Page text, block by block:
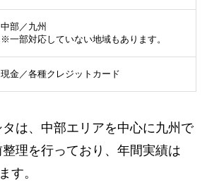
中部／九州
※一部対応していない地域もあります。
現金／各種クレジットカード
は、中部エリアを中心に九州で
理を行っており、年間実績は
す。